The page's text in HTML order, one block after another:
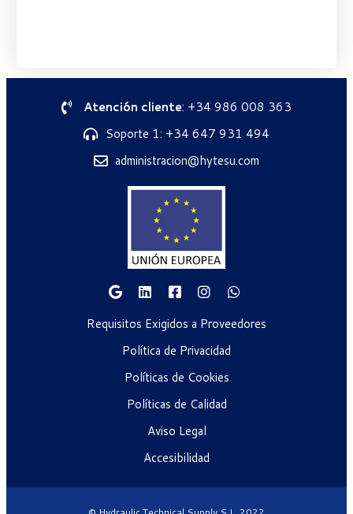
Atención cliente: +34 986 008 363
Soporte 1: +34 647 931 494
administracion@hytesu.com
Requisitos Exigidos a Proveedores
Política de Privacidad
Políticas de Cookies
Políticas de Calidad
Aviso Legal
Accesibilidad